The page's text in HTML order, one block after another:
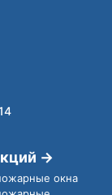
→
окна